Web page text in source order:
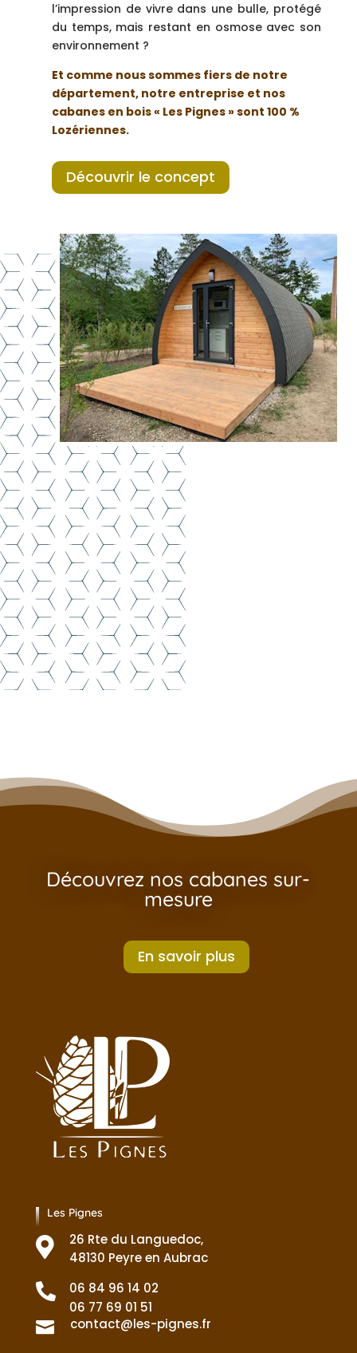
l’impression de vivre dans une bulle, protégé
du temps, mais restant en osmose avec son
environnement ?
Et comme nous sommes fiers de notre
département, notre entreprise et nos
cabanes en bois « Les Pignes » sont 100 %
Lozériennes.
Découvrir le concept
Découvrez nos cabanes sur-
mesure
En savoir plus
Les Pignes

26 Rte du Languedoc,
48130 Peyre en Aubrac

06 84 96 14 02
06 77 69 01 51
 contact@les-pignes.fr